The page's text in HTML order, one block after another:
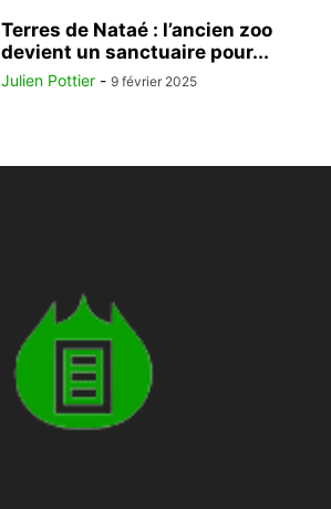
Terres de Nataé : l’ancien zoo
devient un sanctuaire pour...
Julien Pottier - 9 février 2025